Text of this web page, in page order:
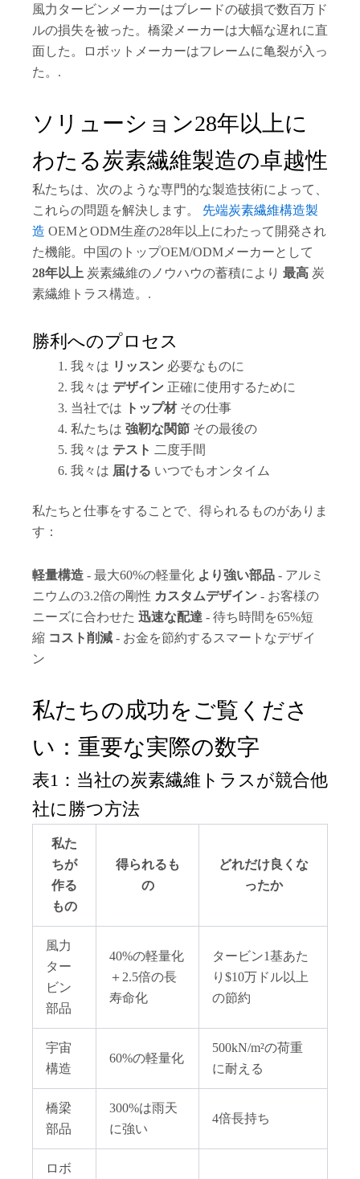
風力タービンメーカーはブレードの破損で数百万ド
ルの損失を被った。橋梁メーカーは大幅な遅れに直
面した。ロボットメーカーはフレームに亀裂が入っ
た。.
ソリューション28年以上に
わたる炭素繊維製造の卓越性
私たちは、次のような専門的な製造技術によって、
これらの問題を解決します。 先端炭素繊維構造製
造 OEMとODM生産の28年以上にわたって開発され
た機能。中国のトップOEM/ODMメーカーとして
28年以上 炭素繊維のノウハウの蓄積により 最高 炭
素繊維トラス構造。.
勝利へのプロセス
我々は リッスン 必要なものに
我々は デザイン 正確に使用するために
当社では
トップ材その仕事
私たちは 強靭な関節 その最後の
我々は テスト 二度手間
我々は 届ける いつでもオンタイム
私たちと仕事をすることで、得られるものがありま
す：
軽量構造 - 最大60%の軽量化 より強い部品 - アルミ
ニウムの3.2倍の剛性 カスタムデザイン - お客様の
ニーズに合わせた 迅速な配達 - 待ち時間を65%短
縮 コスト削減 - お金を節約するスマートなデザイ
ン
私たちの成功をご覧くださ
い：重要な実際の数字
表1：当社の炭素繊維トラスが競合他
社に勝つ方法
私た
ちが
作る
もの
得られるも
の
どれだけ良くな
ったか
風力
ター
ビン
部品
40%の軽量化
＋2.5倍の長
寿命化
タービン1基あた
り$10万ドル以上
の節約
宇宙
構造
60%の軽量化
500kN/m²の荷重
に耐える
橋梁
部品
300%は雨天
に強い
4倍長持ち
ロボ